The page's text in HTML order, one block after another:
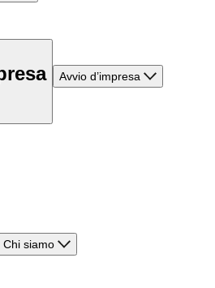
Avvio d’impresa
Chi siamo